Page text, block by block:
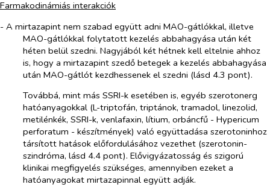
Farmakodinámiás interakciók
- A mirtazapint nem szabad együtt adni MAO-gátlókkal, illetve
MAO-gátlókkal folytatott kezelés abbahagyása után két
héten belül szedni. Nagyjából két hétnek kell eltelnie ahhoz
is, hogy a mirtazapint szedő betegek a kezelés abbahagyása
után MAO-gátlót kezdhessenek el szedni (lásd 4.3 pont).
Továbbá, mint más SSRI-k esetében is, egyéb szerotonerg
hatóanyagokkal (L-triptofán, triptánok, tramadol, linezolid,
metilénkék, SSRI-k, venlafaxin, lítium, orbáncfű - Hypericum
perforatum - készítmények) való együttadása szerotoninhoz
társított hatások előfordulásához vezethet (szerotonin-
szindróma, lásd 4.4 pont). Elővigyázatosság és szigorú
klinikai megfigyelés szükséges, amennyiben ezeket a
hatóanyagokat mirtazapinnal együtt adják.